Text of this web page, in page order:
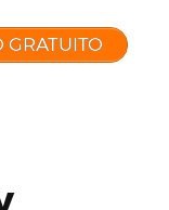
GRATUITO